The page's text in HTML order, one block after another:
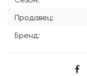
Продавец:
Бренд: